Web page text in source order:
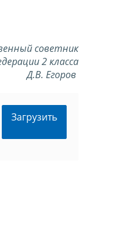
советник
2 класса
Д.В. Егоров
Загрузить